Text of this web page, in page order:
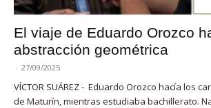
El viaje de Eduardo Orozco
abstracción geométrica
- 27/09/2025
VÍCTOR SUÁREZ - Eduardo Orozco hacía los
de Maturín, mientras estudiaba bachillerato.